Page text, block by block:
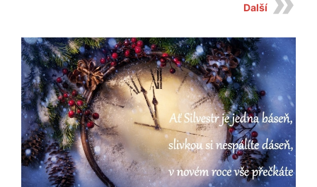
Další